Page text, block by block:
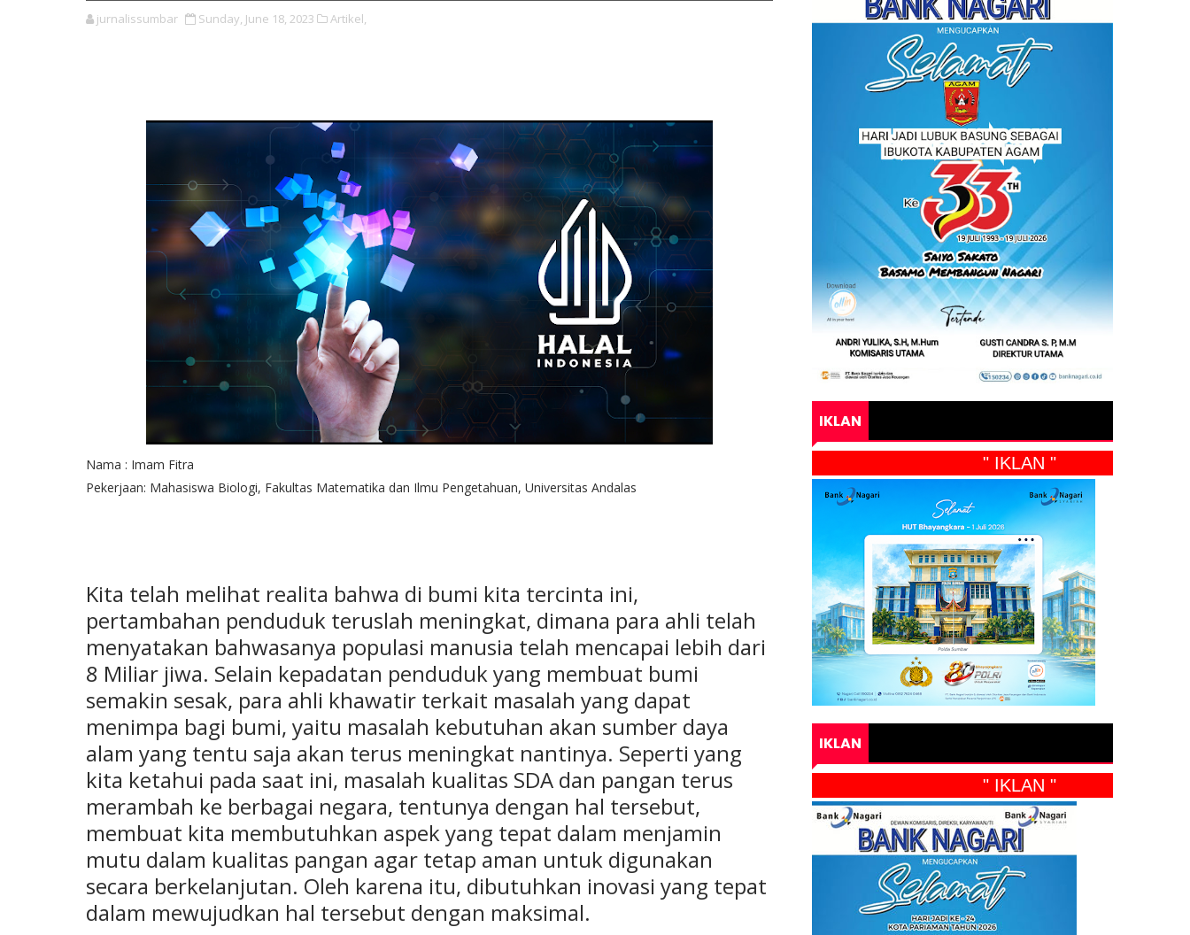
jurnalissumbar Sunday, June 18, 2023 Artikel,
Nama : Imam Fitra
Pekerjaan: Mahasiswa Biologi, Fakultas Matematika dan Ilmu Pengetahuan, Universitas Andalas
Kita telah melihat realita bahwa di bumi kita tercinta ini,
pertambahan penduduk teruslah meningkat, dimana para ahli telah
menyatakan bahwasanya populasi manusia telah mencapai lebih dari
8 Miliar jiwa. Selain kepadatan penduduk yang membuat bumi
semakin sesak, para ahli khawatir terkait masalah yang dapat
menimpa bagi bumi, yaitu masalah kebutuhan akan sumber daya
alam yang tentu saja akan terus meningkat nantinya. Seperti yang
kita ketahui pada saat ini, masalah kualitas SDA dan pangan terus
merambah ke berbagai negara, tentunya dengan hal tersebut,
membuat kita membutuhkan aspek yang tepat dalam menjamin
mutu dalam kualitas pangan agar tetap aman untuk digunakan
secara berkelanjutan. Oleh karena itu, dibutuhkan inovasi yang tepat
dalam mewujudkan hal tersebut dengan maksimal.
IKLAN
" IKLAN "
IKLAN
" IKLAN "